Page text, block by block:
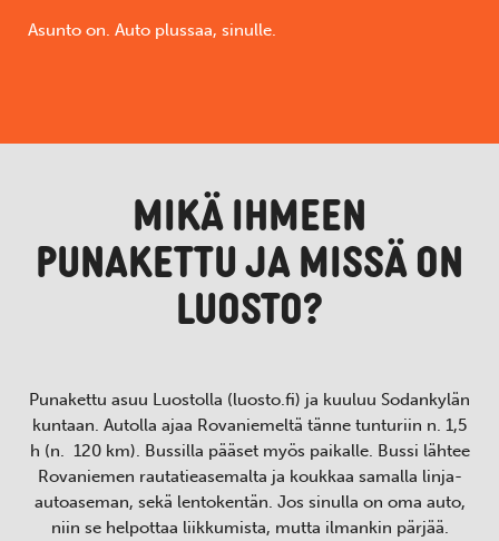
Asunto on. Auto plussaa, sinulle.
MIKÄ IHMEEN
PUNAKETTU JA MISSÄ ON
LUOSTO?
Punakettu asuu Luostolla (luosto.fi) ja kuuluu Sodankylän
kuntaan. Autolla ajaa Rovaniemeltä tänne tunturiin n. 1,5
h (n. 120 km). Bussilla pääset myös paikalle. Bussi lähtee
Rovaniemen rautatieasemalta ja koukkaa samalla linja-
autoaseman, sekä lentokentän. Jos sinulla on oma auto,
niin se helpottaa liikkumista, mutta ilmankin pärjää.